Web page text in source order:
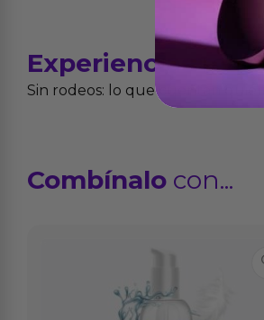
Experiencias
Sin rodeos: lo que cuentan
Combínalo con...